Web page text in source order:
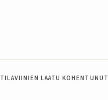
TILAVIINIEN LAATU KOHENTUNUT